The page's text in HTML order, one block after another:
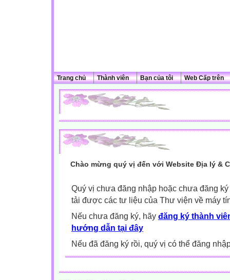
Trang chủ Thành viên Bạn của tôi Web Cấp trên
Chào mừng quý vị đến với Website Địa lý &
Quý vị chưa đăng nhập hoặc chưa đăng
tải được các tư liệu của Thư viện về máy
Nếu chưa đăng ký, hãy đăng ký thành
hướng dẫn tại đây
Nếu đã đăng ký rồi, quý vị có thể đăng